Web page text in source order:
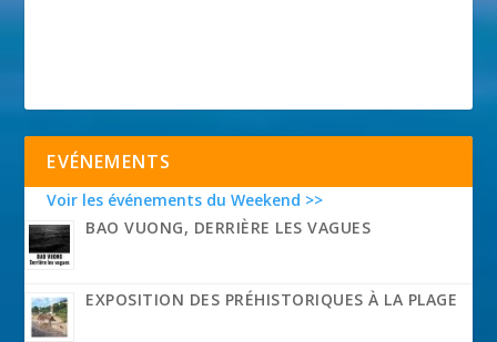
EVÉNEMENTS
Voir les événements du Weekend >>
BAO VUONG, DERRIÈRE LES VAGUES
EXPOSITION DES PRÉHISTORIQUES À LA PLAGE